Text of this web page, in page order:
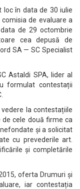
loc în data de 30 iulie
de evaluare a
de 29 octombrie
cea depusă de
SA — SC Specialist
Astaldi SPA, lider al
formulat contestații
la contestațiile
cele două firme ca
și a solicitat
cu prevederile art.
și completările
oferta Drumuri și
iar contestația